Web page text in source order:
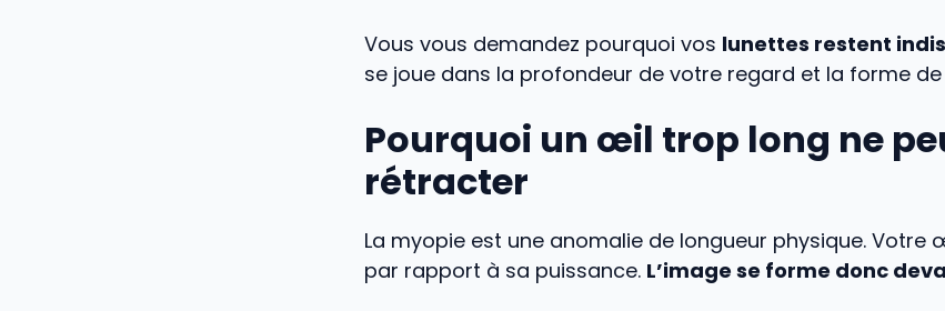
Vous vous demandez pourquoi vos lunettes restent
se joue dans la profondeur de votre regard et la forme
Pourquoi un œil trop long ne
rétracter
La myopie est une anomalie de longueur physique. Votre
par rapport à sa puissance. L’image se forme donc